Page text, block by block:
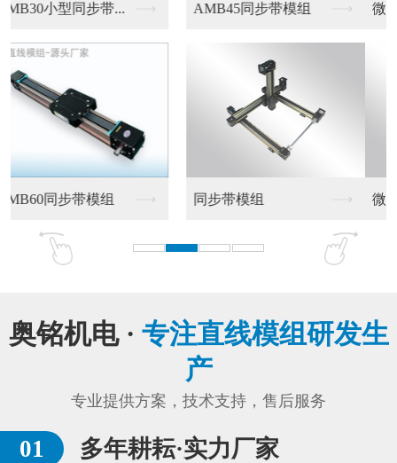
微型伺服电缸 微型伺服电缸
微型伺服电缸 微型伺服电缸
奥铭机电 · 专注直线模组研发生
产
专业提供方案，技术支持，售后服务
多年耕耘·实力厂家